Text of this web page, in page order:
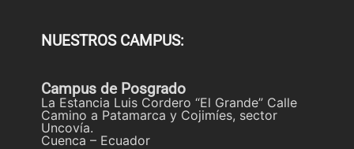
NUESTROS CAMPUS:
Campus de Posgrado
La Estancia Luis Cordero “El Grande” Calle
Camino a Patamarca y Cojimíes, sector
Uncovía.
Cuenca – Ecuador